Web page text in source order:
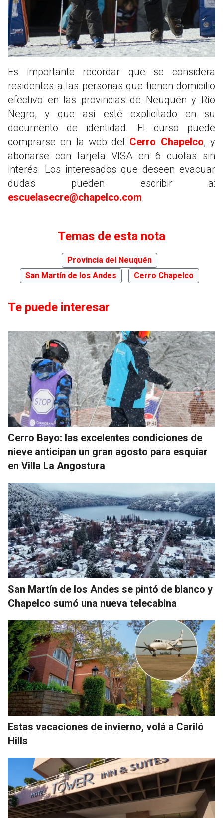
Es importante recordar que se considera
residentes a las personas que tienen domicilio
efectivo en las provincias de Neuquén y Río
Negro, y que así esté explicitado en su
documento de identidad. El curso puede
comprarse en la web del Cerro Chapelco, y
abonarse con tarjeta VISA en 6 cuotas sin
interés. Los interesados que deseen evacuar
dudas pueden escribir a:
escuelasecre@chapelco.com.
Temas de esta nota
Provincia del Neuquén
San Martín de los Andes
Cerro Chapelco
Te puede interesar
Cerro Bayo: las excelentes condiciones de
nieve anticipan un gran agosto para esquiar
en Villa La Angostura
San Martín de los Andes se pintó de blanco y
Chapelco sumó una nueva telecabina
Estas vacaciones de invierno, volá a Cariló
Hills